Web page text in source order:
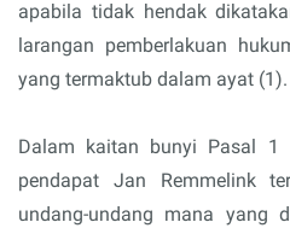
apabila tidak hendak
larangan pemberlakuan
yang termaktub dalam ayat (1).
Dalam kaitan bunyi Pasal 1
pendapat Jan Remmelink
undang-undang mana yang